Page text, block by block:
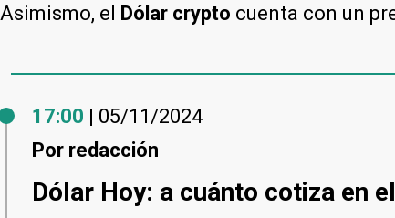
Asimismo, el Dólar crypto cuenta con un
Por redacción
17:00 | 05/11/2024
Dólar Hoy: a cuánto cotiza en